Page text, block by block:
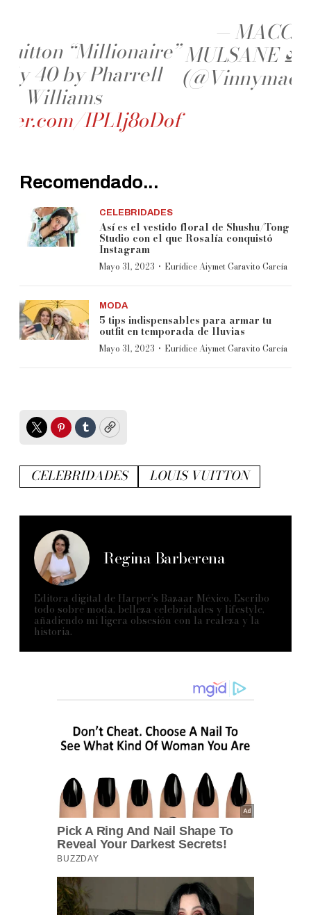
“Millionaire”
40 by Pharrell
Williams
IPL1j8oDof
— MACC
MULSANE
Recomendado...
CELEBRIDADES
Así es el vestido floral de Shushu/Tong
Studio con el que Rosalía conquistó
Instagram
Mayo 31, 2023 · Eurídice Aiymet Garavito García
MODA
5 tips indispensables para armar tu
outfit en temporada de lluvias
Mayo 31, 2023 · Eurídice Aiymet Garavito García
TwitterPinterest
TumblrCopy
CELEBRIDADES LOUIS VUITTON
Regina Barberena
Editora digital de Harper’s Bazaar México. Escribo
todo sobre moda, belleza celebridades y lifestyle,
añadiendo mi ligera obsesión con la realeza y la
historia.